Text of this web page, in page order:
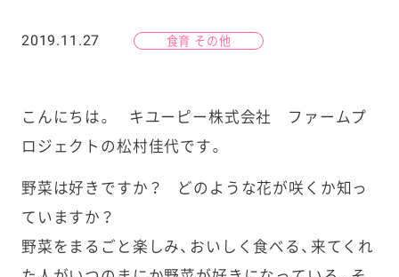
2019.11.27 食育 その他
こんにちは。 キユーピー株式会社 ファームプ
ロジェクトの松村佳代です。
野菜は好きですか？ どのような花が咲くか知っ
ていますか？
野菜をまるごと楽しみ、おいしく食べる、来てくれ